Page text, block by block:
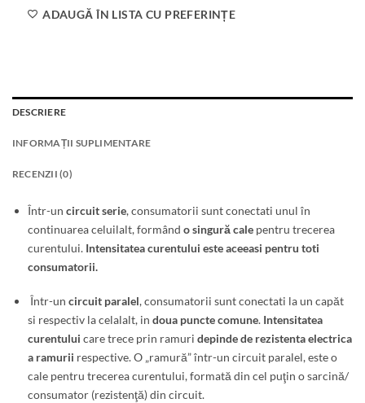
ADAUGĂ ÎN LISTA CU PREFERINȚE
DESCRIERE
INFORMAȚII SUPLIMENTARE
RECENZII (0)
Într-un circuit serie, consumatorii sunt conectati unul în
continuarea celuilalt, formând o singură calepentru trecerea
curentului. Intensitatea curentului este aceeasi pentru toti
consumatorii.
Într-un circuit paralel, consumatorii sunt conectati la un capăt
si respectiv la celalalt, in doua puncte comune. Intensitatea
curentului care trece prin ramuri depinde de rezistenta electrica
a ramurii respective. O „ramură” într-un circuit paralel, este o
cale pentru trecerea curentului, formată din cel puţin o sarcină/
consumator (rezistenţă) din circuit.